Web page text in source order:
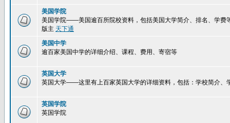
美国学院
美国学院——美国逾百所院校资料，包括美国大学简介、排名、学
版主 天下通
美国中学
逾百家美国中学的详细介绍、课程、费用、寄宿等
英国大学
英国大学——这里有上百家英国大学的详细资料，包括：学校简介、
英国学院
英国学院